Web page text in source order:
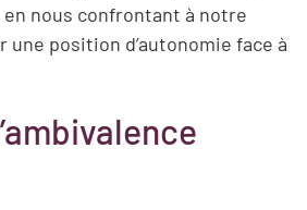
nous confrontant à notre
position d’autonomie face à